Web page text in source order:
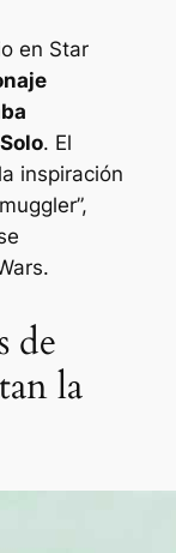
en Star
. El
inspiración
.
de
la